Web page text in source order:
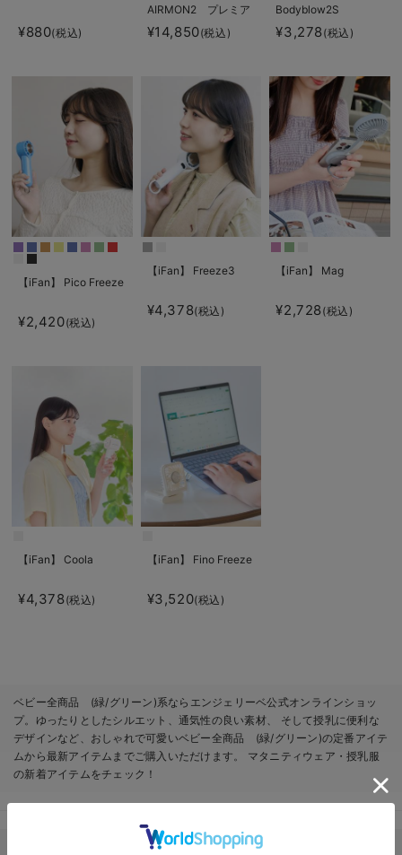
¥880(税込)
AIRMON2 プレミア
ム
¥14,850(税込)
Bodyblow2S
¥3,278(税込)
【iFan】 Pico Freeze
¥2,420(税込)
【iFan】 Freeze3
¥4,378(税込)
【iFan】 Mag
¥2,728(税込)
【iFan】 Coola
¥4,378(税込)
【iFan】 Fino Freeze
¥3,520(税込)
ベビー全商品 (緑/グリーン)系ならエンジェリーベ公式オンラインショッ
プ。ゆったりとしたシルエット、通気性の良い素材、 そして授乳に便利な
デザインなど、おしゃれで可愛いベビー全商品 (緑/グリーン)の定番アイテ
ムから最新アイテムまでご購入いただけます。 マタニティウェア・授乳服
の新着アイテムをチェック！
ベビー服のカテゴリから探す